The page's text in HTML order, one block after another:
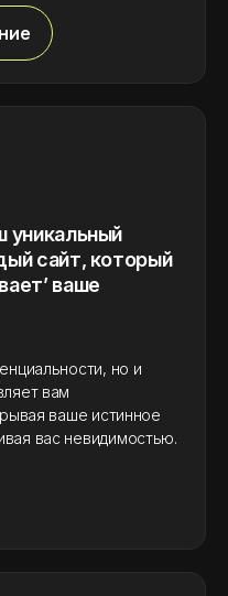
уникальный
сайт, который
ваше
но и
вам
ваше истинное
вас невидимостью.